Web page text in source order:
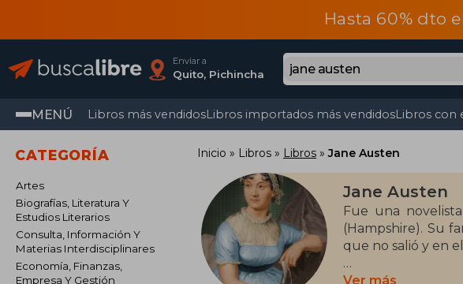
Hasta 60% dto
Enviar a
Quito, Pichincha
MENÚ Libros más vendidosLibros importados más vendidosLibros con
CATEGORÍA
Artes
Biografías, Literatura Y
Estudios Literarios
Consulta, Información Y
Materias Interdisciplinares
Economía, Finanzas,
Empresa Y Gestión
Inicio Libros Libros Jane Austen
Jane Austen
Fue una
(Hampshire). Su
que no salió y en
Ha sido llevada al
Ver más